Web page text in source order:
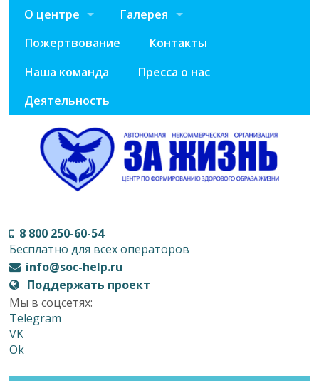
О центре
Галерея
Пожертвование
Контакты
Наша команда
Пресса о нас
Деятельность
8 800 250-60-54
Бесплатно для всех операторов
info@soc-help.ru
Поддержать проект
Мы в соцсетях:
Telegram
VK
Ok